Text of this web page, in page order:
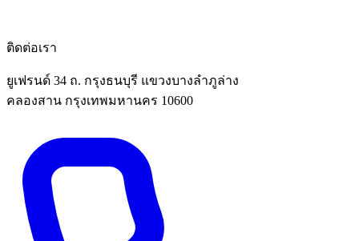
ติดต่อเรา
ยูเฟรนด์ 34 ถ. กรุงธนบุรี แขวงบางลำภูล่าง
คลองสาน กรุงเทพมหานคร 10600